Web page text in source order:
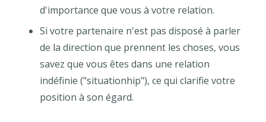
d'importance que vous à votre relation.
Si votre partenaire n'est pas disposé à parler
de la direction que prennent les choses, vous
savez que vous êtes dans une relation
indéfinie ("situationhip"), ce qui clarifie votre
position à son égard.